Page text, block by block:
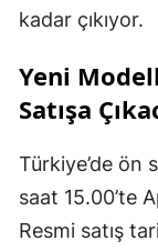
kadar çıkıyor.
Yeni
Satışa
Türkiye’de ön
saat 15.00’te
Resmi satış